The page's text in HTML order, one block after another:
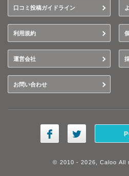
口コミ投稿ガイドライン
利用規約
運営会社
お問い合わせ
© 2010 - 2026, Caloo All